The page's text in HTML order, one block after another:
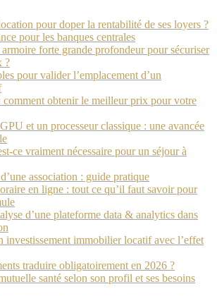
pour doper la rentabilité de ses loyers ?
pour les banques centrales
forte grande profondeur pour sécuriser
?
pour valider l’emplacement d’un
comment obtenir le meilleur prix pour votre
et un processeur classique : une avancée
ce vraiment nécessaire pour un séjour à
association : guide pratique
en ligne : tout ce qu’il faut savoir pour
d’une plateforme data & analytics dans
investissement immobilier locatif avec l’effet
traduire obligatoirement en 2026 ?
santé selon son profil et ses besoins